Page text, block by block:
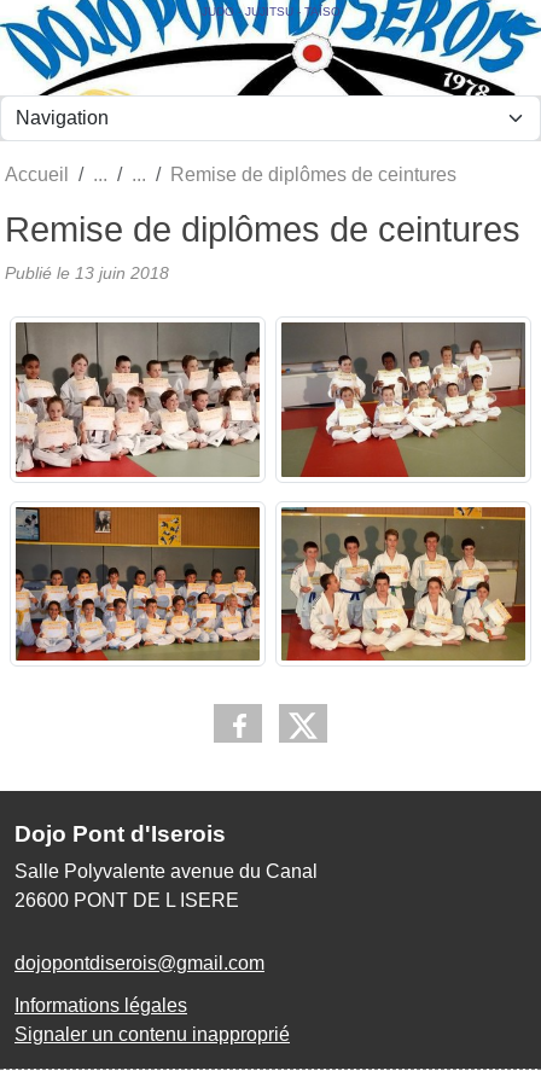
JUDO - JUJITSU - TAÏSO
Accueil Remise de diplômes de ceintures
Remise de diplômes de ceintures
Publié le 13 juin 2018
Dojo Pont d'Iserois
Salle Polyvalente avenue du Canal
26600 PONT DE L ISERE
dojopontdiserois@gmail.com
Informations légales
Signaler un contenu inapproprié
Panneau de gestion des cookies